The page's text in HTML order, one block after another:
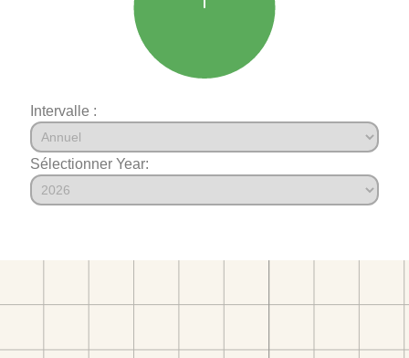
Intervalle :
Sélectionner Year: